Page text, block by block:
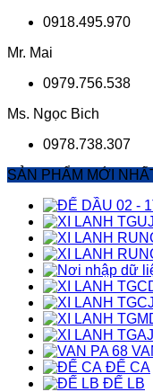
0918.495.970
Mr. Mai
0979.756.538
Ms. Ngọc Bich
0978.738.307
SẢN PHẨM MỚI
ĐẾ CA
ĐẾ LB